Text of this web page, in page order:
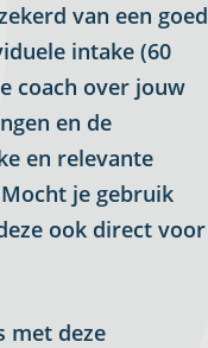
van een goed
intake (60
coach over jouw
en de
en relevante
je gebruik
ook direct voor
met deze